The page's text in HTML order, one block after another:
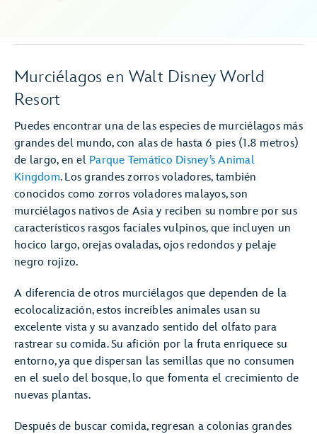
Murciélagos en Walt Disney World
Resort
Puedes encontrar una de las especies de murciélagos más
grandes del mundo, con alas de hasta 6 pies (1.8 metros)
de largo, en el Parque Temático Disney’s Animal
Kingdom. Los grandes zorros voladores, también
conocidos como zorros voladores malayos, son
murciélagos nativos de Asia y reciben su nombre por sus
característicos rasgos faciales vulpinos, que incluyen un
hocico largo, orejas ovaladas, ojos redondos y pelaje
negro rojizo.
A diferencia de otros murciélagos que dependen de la
ecolocalización, estos increíbles animales usan su
excelente vista y su avanzado sentido del olfato para
rastrear su comida. Su afición por la fruta enriquece su
entorno, ya que dispersan las semillas que no consumen
en el suelo del bosque, lo que fomenta el crecimiento de
nuevas plantas.
Después de buscar comida, regresan a colonias grandes